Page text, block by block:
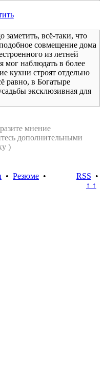
заметить, всё-таки, что
совмещение дома
из летней
мог наблюдать в более
кухни строят отдельно
равно, в Богатыре
эксклюзивная для
мнение
дополнительными
)
• Резюме •
RSS •
↑ ↑